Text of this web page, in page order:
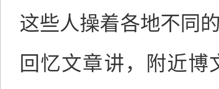
这些人操着各地不同
回忆文章讲，附近